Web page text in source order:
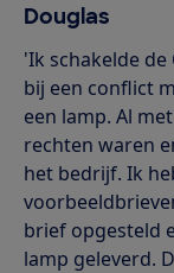
Douglas
'Ik schakelde
bij een conflict
een lamp. Al
rechten waren
het bedrijf. Ik
brief opgesteld
lamp geleverd.